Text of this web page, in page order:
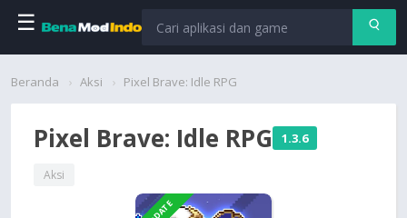
☰
Beranda
Beranda Aksi Pixel Brave: Idle RPG
Pixel Brave: Idle RPG 1.3.6
Aksi